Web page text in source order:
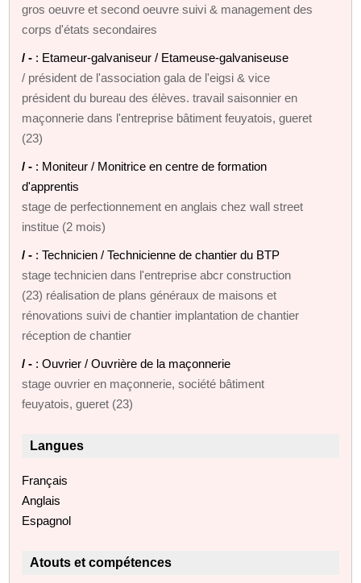
gros oeuvre et second oeuvre suivi & management des
corps d'états secondaires
/ - : Etameur-galvaniseur / Etameuse-galvaniseuse
/ président de l'association gala de l'eigsi & vice
président du bureau des élèves. travail saisonnier en
maçonnerie dans l'entreprise bâtiment feuyatois, gueret
(23)
/ - : Moniteur / Monitrice en centre de formation
d'apprentis
stage de perfectionnement en anglais chez wall street
institue (2 mois)
/ - : Technicien / Technicienne de chantier du BTP
stage technicien dans l'entreprise abcr construction
(23) réalisation de plans généraux de maisons et
rénovations suivi de chantier implantation de chantier
réception de chantier
/ - : Ouvrier / Ouvrière de la maçonnerie
stage ouvrier en maçonnerie, société bâtiment
feuyatois, gueret (23)
Langues
Français
Anglais
Espagnol
Atouts et compétences